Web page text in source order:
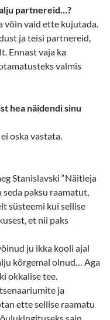
partnereid…?
võin vaid ette kujutada.
ja teisi partnereid,
Ennast vaja ka
valmis
hea näidendi sinu
oska vastata.
Stanislavski “Näitleja
seda paksu raamatut,
süsteemi kui sellise
et nii paks
ju ikka kooli ajal
kõrgemal olnud… Aga
okkalise tee.
ja
ette sellise raamatu